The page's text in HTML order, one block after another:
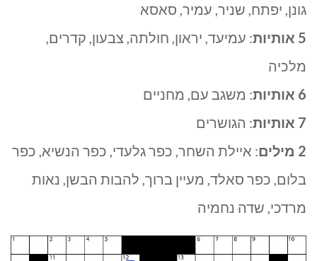
גונן, יפתח, שניר, עמיר, סאסא
5 אותיות
: עמיעד, יראון, חולתה, צבעון, קדרים,
מלכיה
6 אותיות
: משגב עם, מחניים
7 אותיות
: הגושרים
2 מילים
: איילת השחר, כפר גלעדי, כפר הנשיא, כפר
בלום, כפר סאלד, מעיין ברוך, להבות הבשן, נאות
מרדכי, שדה נחמיה